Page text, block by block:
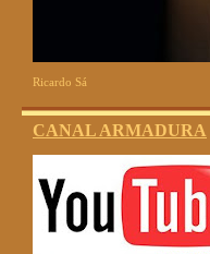
Ricardo Sá
CANAL ARMADURA